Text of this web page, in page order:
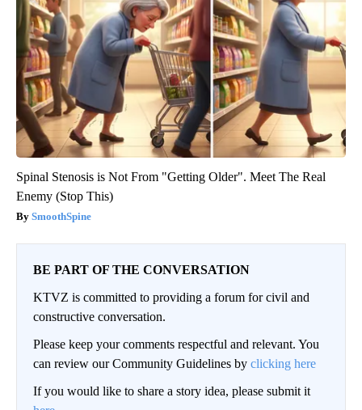
Spinal Stenosis is Not From "Getting Older". Meet The Real
Enemy (Stop This)
SmoothSpine
BE PART OF THE CONVERSATION
KTVZ is committed to providing a forum for civil and
constructive conversation.
Please keep your comments respectful and relevant. You
can review our Community Guidelines by clicking here
If you would like to share a story idea, please submit it